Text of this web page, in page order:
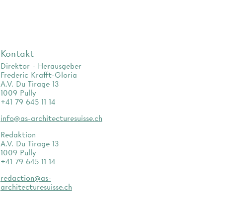
Kontakt
Direktor - Herausgeber
Frederic Krafft-Gloria
A.V. Du Tirage 13
1009 Pully
+41 79 645 11 14
info@as-architecturesuisse.ch
Redaktion
A.V. Du Tirage 13
1009 Pully
+41 79 645 11 14
redaction@as-
architecturesuisse.ch